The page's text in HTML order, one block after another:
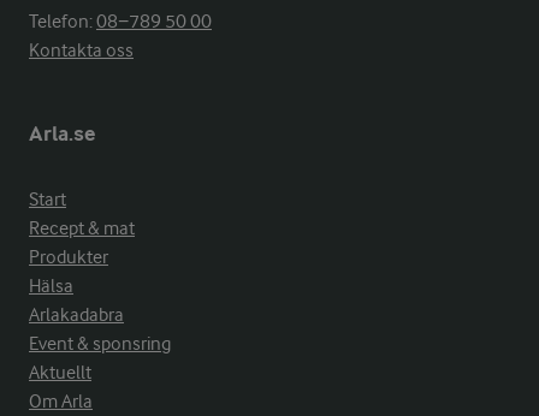
Telefon:08−789 50 00
Kontakta oss
Arla.se
Start
Recept & mat
Produkter
Hälsa
Arlakadabra
Event & sponsring
Aktuellt
Om Arla